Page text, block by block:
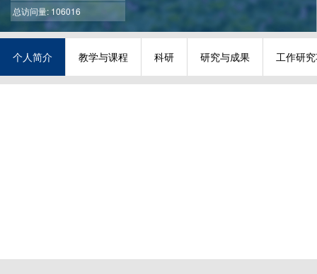
总访问量: 106016
个人简介 教学与课程 科研 研究与成果 工作研